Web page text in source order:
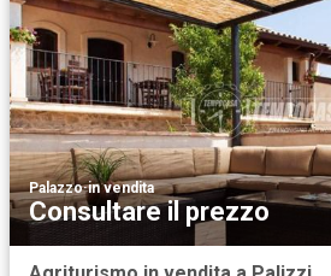
Palazzo·in vendita
Consultare il prezzo